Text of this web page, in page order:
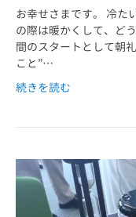
お幸せさまです。 冷た
の際は暖かくして、ど
間のスタートとして朝
こと”…
続きを読む